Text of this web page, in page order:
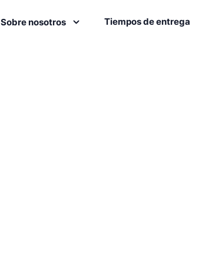
Sobre nosotros Tiempos de entrega